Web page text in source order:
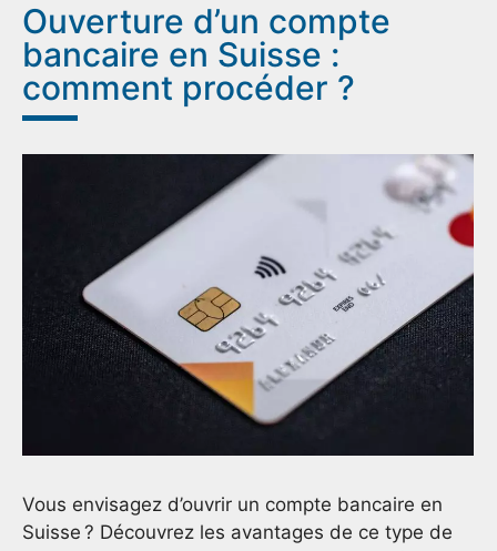
Ouverture d’un compte
bancaire en Suisse :
comment procéder ?
Vous envisagez d’ouvrir un compte bancaire en
Suisse ? Découvrez les avantages de ce type de